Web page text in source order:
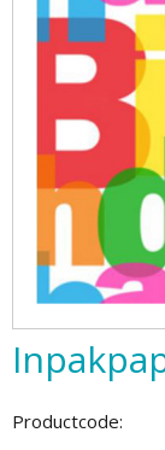
Productcode: